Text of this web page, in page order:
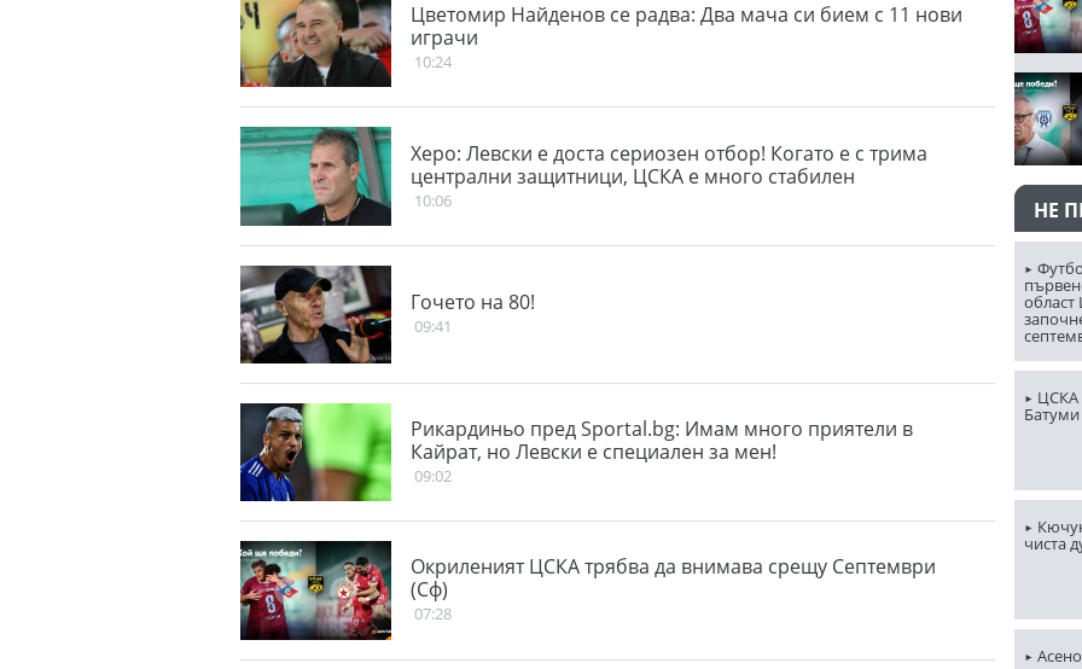
Цветомир Найденов се радва: Два мача си бием с 11 нови
играчи
10:24
Херо: Левски е доста сериозен отбор! Когато е с трима
централни защитници, ЦСКА е много стабилен
10:06
Гочето на 80!
09:41
Рикардиньо пред Sportal.bg: Имам много приятели в
Кайрат, но Левски е специален за мен!
09:02
Окриленият ЦСКА трябва да внимава срещу Септември
(Сф)
07:28
НЕ
ЦСКА
Батуми
чиста